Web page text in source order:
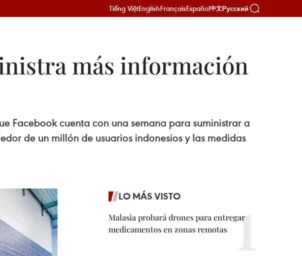
Tiếng ViệtEnglishFrançaisEspañol中文Русский
más información
Facebook cuenta con una semana para suministrar a
de un millón de usuarios indonesios y las medidas
LO MÁS VISTO
Malasia probará drones para entregar
medicamentos en zonas remotas